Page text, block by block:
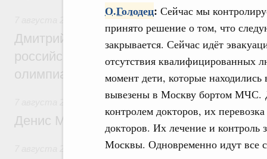
О.Голодец: Сейчас мы
принято решение о том, что
закрывается. Сейчас идёт
отсутствия квалифицированных
момент дети, которые находились
вывезены в Москву бортом МЧС.
контролем докторов, их
докторов. Их лечение и
Москвы. Одновременно идут все
Отрасль информационных технологий
Дмитрий Чернышенко и Сергей Кравцов
российскую сборную с победой на
олимпиаде по искусственному
Общие вопросы промышленной политики
Денис Мантуров посетил Ярославскую
Бюджеты субъектов Федерации.